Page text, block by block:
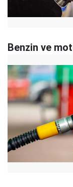
Benzin ve